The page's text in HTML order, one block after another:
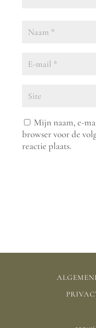
Mijn naam, e-
browser voor de
reactie plaats.